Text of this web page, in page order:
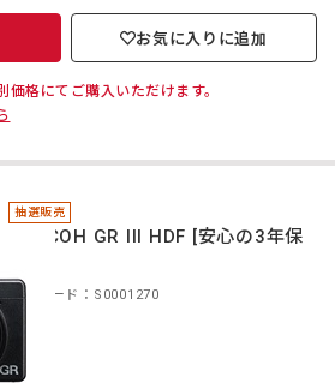
お気に入りに追加
格にてご購入いただけます。
抽選販売
＊RICOH GR III HDF [安心の3年保
商品コード：S0001270